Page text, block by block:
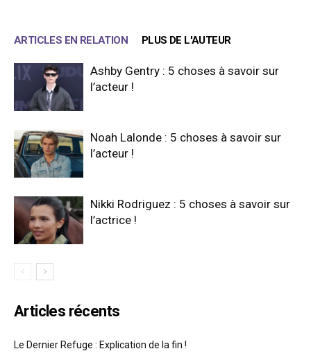
ARTICLES EN RELATION PLUS DE L'AUTEUR
Ashby Gentry : 5 choses à savoir sur
l’acteur !
Noah Lalonde : 5 choses à savoir sur
l’acteur !
Nikki Rodriguez : 5 choses à savoir sur
l’actrice !
Articles récents
Le Dernier Refuge : Explication de la fin !